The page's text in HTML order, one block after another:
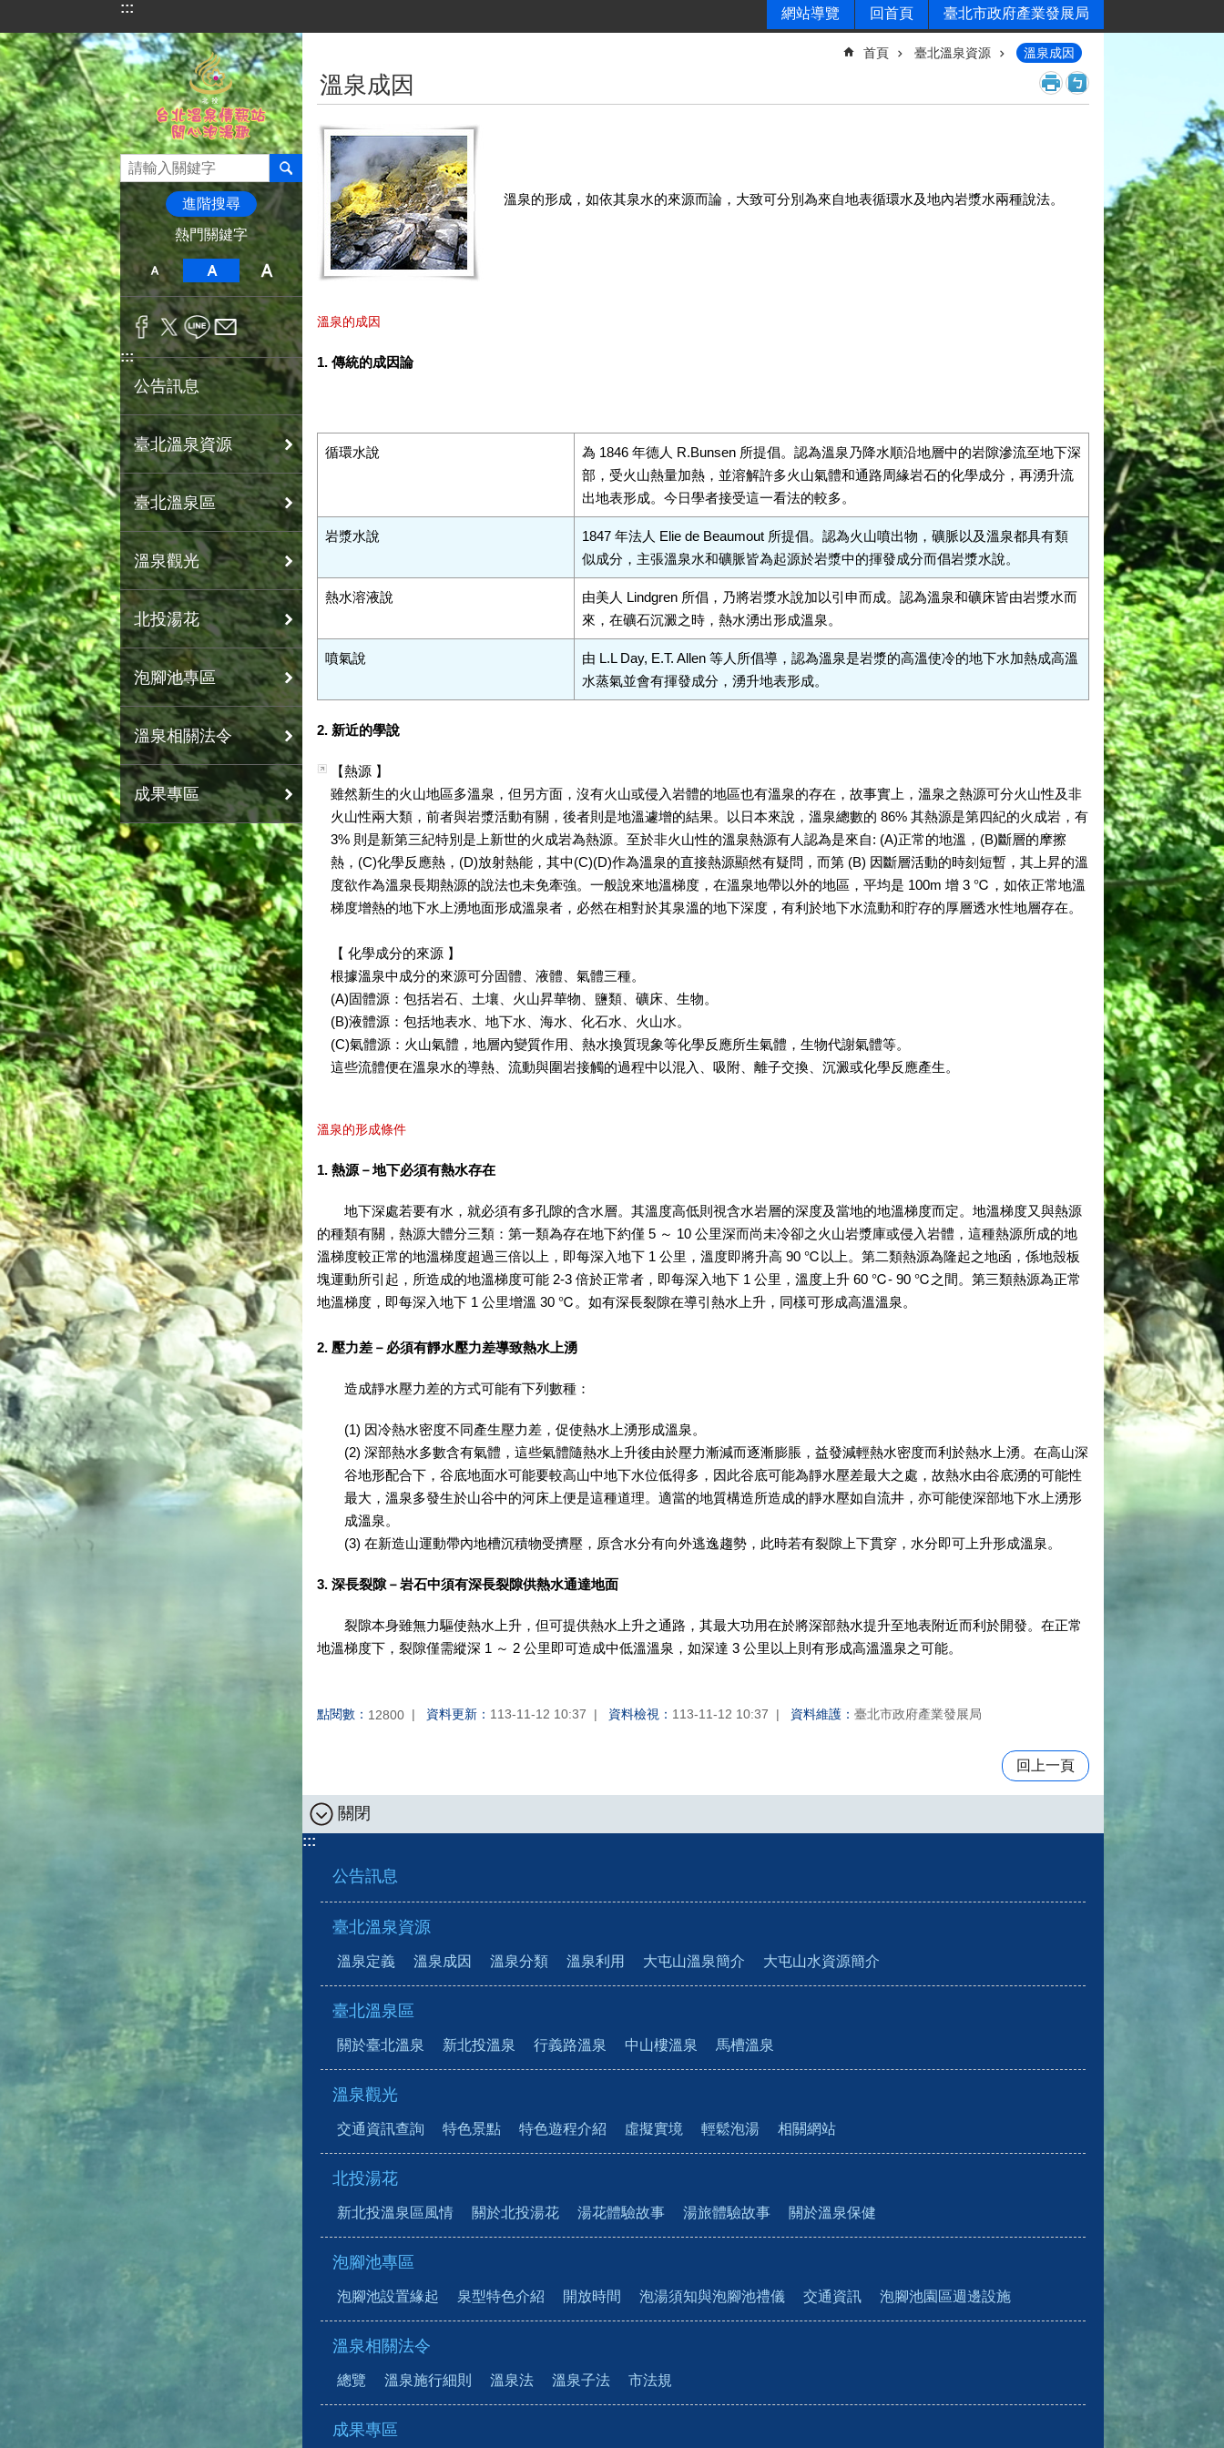
跳到主要內容區塊
::: 網站導覽 回首頁 臺北市政府產業發展局
進階搜尋
熱門關鍵字
:::
公告訊息
臺北溫泉資源
臺北溫泉區
溫泉觀光
北投湯花
泡腳池專區
溫泉相關法令
成果專區
首頁 臺北溫泉資源 溫泉成因
溫泉成因
溫泉的形成，如依其泉水的來源而論，大致可分別為來自地表循環水及地內岩漿水兩種說法。
溫泉的成因
1. 傳統的成因論
循環水說
為 1846 年德人 R.Bunsen 所提倡。認為溫泉乃降水順沿地層中的岩隙滲流至地下深
部，受火山熱量加熱，並溶解許多火山氣體和通路周緣岩石的化學成分，再湧升流
出地表形成。今日學者接受這一看法的較多。
岩漿水說
1847 年法人 Elie de Beaumout 所提倡。認為火山噴出物，礦脈以及溫泉都具有類
似成分，主張溫泉水和礦脈皆為起源於岩漿中的揮發成分而倡岩漿水說。
熱水溶液說
由美人 Lindgren 所倡，乃將岩漿水說加以引申而成。認為溫泉和礦床皆由岩漿水而
來，在礦石沉澱之時，熱水湧出形成溫泉。
噴氣說
由 L.L Day, E.T. Allen 等人所倡導，認為溫泉是岩漿的高溫使冷的地下水加熱成高溫
水蒸氣並會有揮發成分，湧升地表形成。
2. 新近的學說
【熱源 】
雖然新生的火山地區多溫泉，但另方面，沒有火山或侵入岩體的地區也有溫泉的存在，故事實上，溫泉之熱源可分火山性及非
火山性兩大類，前者與岩漿活動有關，後者則是地溫遽增的結果。以日本來說，溫泉總數的 86% 其熱源是第四紀的火成岩，有
3% 則是新第三紀特別是上新世的火成岩為熱源。至於非火山性的溫泉熱源有人認為是來自: (A)正常的地溫，(B)斷層的摩擦
熱，(C)化學反應熱，(D)放射熱能，其中(C)(D)作為溫泉的直接熱源顯然有疑問，而第 (B) 因斷層活動的時刻短暫，其上昇的溫
度欲作為溫泉長期熱源的說法也未免牽強。一般說來地溫梯度，在溫泉地帶以外的地區，平均是 100m 增 3 ℃，如依正常地溫
梯度增熱的地下水上湧地面形成溫泉者，必然在相對於其泉溫的地下深度，有利於地下水流動和貯存的厚層透水性地層存在。
【 化學成分的來源 】
根據溫泉中成分的來源可分固體、液體、氣體三種。
(A)固體源：包括岩石、土壤、火山昇華物、鹽類、礦床、生物。
(B)液體源：包括地表水、地下水、海水、化石水、火山水。
(C)氣體源：火山氣體，地層內變質作用、熱水換質現象等化學反應所生氣體，生物代謝氣體等。
這些流體便在溫泉水的導熱、流動與圍岩接觸的過程中以混入、吸附、離子交換、沉澱或化學反應產生。
溫泉的形成條件
1. 熱源－地下必須有熱水存在
地下深處若要有水，就必須有多孔隙的含水層。其溫度高低則視含水岩層的深度及當地的地溫梯度而定。地溫梯度又與熱源
的種類有關，熱源大體分三類：第一類為存在地下約僅 5 ～ 10 公里深而尚未冷卻之火山岩漿庫或侵入岩體，這種熱源所成的地
溫梯度較正常的地溫梯度超過三倍以上，即每深入地下 1 公里，溫度即將升高 90 ℃以上。第二類熱源為隆起之地函，係地殼板
塊運動所引起，所造成的地溫梯度可能 2-3 倍於正常者，即每深入地下 1 公里，溫度上升 60 ℃- 90 ℃之間。第三類熱源為正常
地溫梯度，即每深入地下 1 公里增溫 30 ℃。如有深長裂隙在導引熱水上升，同樣可形成高溫溫泉。
2. 壓力差－必須有靜水壓力差導致熱水上湧
造成靜水壓力差的方式可能有下列數種：
因冷熱水密度不同產生壓力差，促使熱水上湧形成溫泉。
深部熱水多數含有氣體，這些氣體隨熱水上升後由於壓力漸減而逐漸膨脹，益發減輕熱水密度而利於熱水上湧。在高山深
谷地形配合下，谷底地面水可能要較高山中地下水位低得多，因此谷底可能為靜水壓差最大之處，故熱水由谷底湧的可能性
最大，溫泉多發生於山谷中的河床上便是這種道理。適當的地質構造所造成的靜水壓如自流井，亦可能使深部地下水上湧形
成溫泉。
在新造山運動帶內地槽沉積物受擠壓，原含水分有向外逃逸趨勢，此時若有裂隙上下貫穿，水分即可上升形成溫泉。
3. 深長裂隙－岩石中須有深長裂隙供熱水通達地面
裂隙本身雖無力驅使熱水上升，但可提供熱水上升之通路，其最大功用在於將深部熱水提升至地表附近而利於開發。在正常
地溫梯度下，裂隙僅需縱深 1 ～ 2 公里即可造成中低溫溫泉，如深達 3 公里以上則有形成高溫溫泉之可能。
點閱數： 12800 資料更新： 113-11-12 10:37 資料檢視： 113-11-12 10:37 資料維護： 臺北市政府產業發展局
回上一頁
關閉
:::
公告訊息
臺北溫泉資源
溫泉定義 溫泉成因 溫泉分類 溫泉利用 大屯山溫泉簡介 大屯山水資源簡介
臺北溫泉區
關於臺北溫泉 新北投溫泉 行義路溫泉 中山樓溫泉 馬槽溫泉
溫泉觀光
交通資訊查詢 特色景點 特色遊程介紹 虛擬實境 輕鬆泡湯 相關網站
北投湯花
新北投溫泉區風情 關於北投湯花 湯花體驗故事 湯旅體驗故事 關於溫泉保健
泡腳池專區
泡腳池設置緣起 泉型特色介紹 開放時間 泡湯須知與泡腳池禮儀 交通資訊 泡腳池園區週邊設施
溫泉相關法令
總覽 溫泉施行細則 溫泉法 溫泉子法 市法規
成果專區